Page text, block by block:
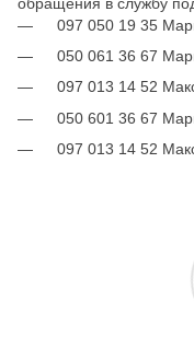
097 050 19 35
050 061 36 67
097 013 14 52
050 601 36 67
097 013 14 52